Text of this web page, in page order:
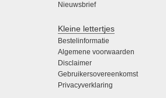
Nieuwsbrief
Kleine lettertjes
Bestelinformatie
Algemene voorwaarden
Disclaimer
Gebruikersovereenkomst
Privacyverklaring